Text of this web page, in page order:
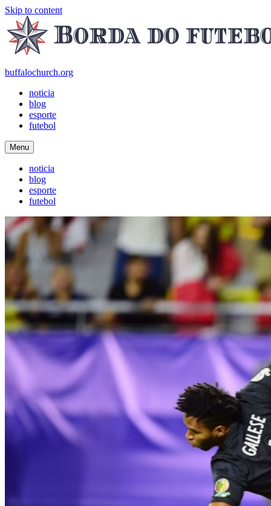
Skip to content
buffalochurch.org
noticia
blog
esporte
futebol
Menu
noticia
blog
esporte
futebol